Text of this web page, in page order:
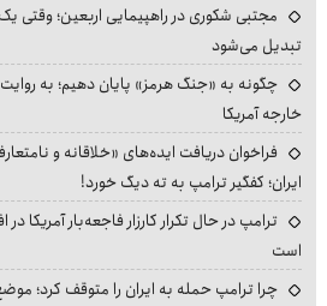
مجتبی شکوری در راهپیمایی اربعین؛ وقتی
تبدیل می‌شود
چگونه به «جنگ هرمز» پایان دهیم؛ به
خارجه آمریکا
فراخوان دریافت ایده‌های «خلاقانه و
ایران؛ کفگیر ترامپ به ته دیگ خورد!
ترامپ در حال تکرار کارزار فاجعه‌بار آمریکا
است
چرا ترامپ حمله به ایران را متوقف کرد؛